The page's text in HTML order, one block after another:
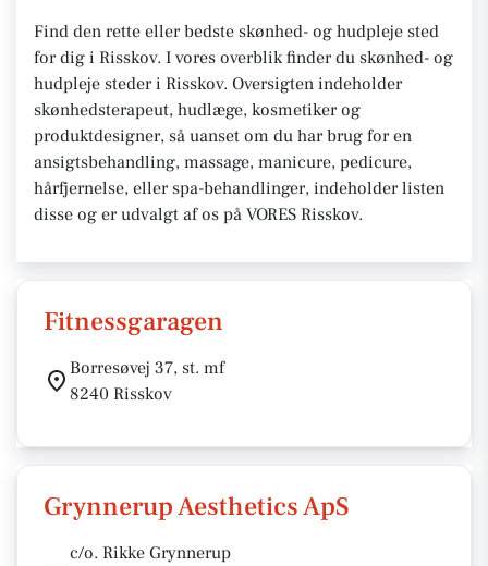
Find den rette eller bedste skønhed- og hudpleje sted
for dig i Risskov. I vores overblik finder du skønhed- og
hudpleje steder i Risskov. Oversigten indeholder
skønhedsterapeut, hudlæge, kosmetiker og
produktdesigner, så uanset om du har brug for en
ansigtsbehandling, massage, manicure, pedicure,
hårfjernelse, eller spa-behandlinger, indeholder listen
disse og er udvalgt af os på VORES Risskov.
Fitnessgaragen
Borresøvej 37, st. mf
8240 Risskov
Grynnerup Aesthetics ApS
c/o. Rikke Grynnerup